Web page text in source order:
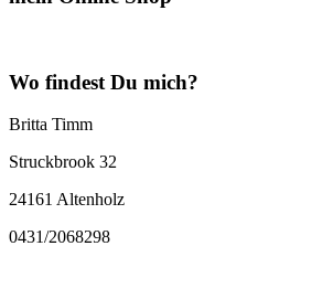
Wo findest Du mich?
Britta Timm
Struckbrook 32
24161 Altenholz
0431/2068298